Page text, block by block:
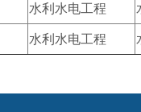
水利水电工程
水利水电工程